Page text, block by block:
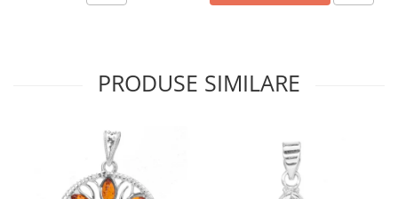
PRODUSE SIMILARE